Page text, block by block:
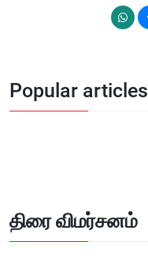
Popular articles
திரை விமர்சனம்